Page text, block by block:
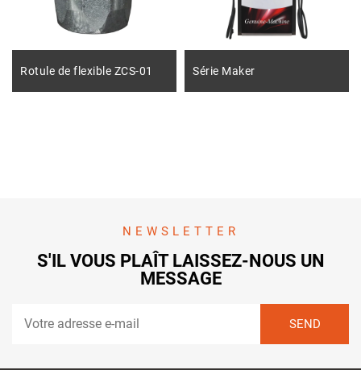
Rotule de flexible ZCS-01 Série Maker
NEWSLETTER
S'IL VOUS PLAÎT LAISSEZ-NOUS UN
MESSAGE